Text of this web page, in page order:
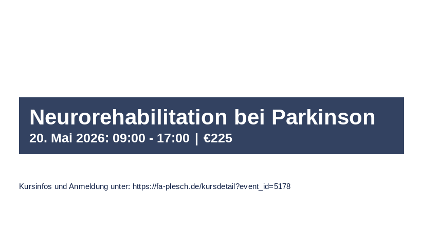
Neurorehabilitation bei Parkinson
20. Mai 2026: 09:00 - 17:00 | €225
Kursinfos und Anmeldung unter: https://fa-plesch.de/kursdetail?event_id=5178